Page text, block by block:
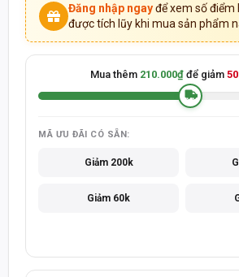
Đăng nhập ngayđể xem số điểm
được tích lũy khi mua sản phẩm
Mua thêm 210.000₫để giảm
MÃ ƯU ĐÃI CÓ SẴN:
Giảm 200k
Giảm 60k